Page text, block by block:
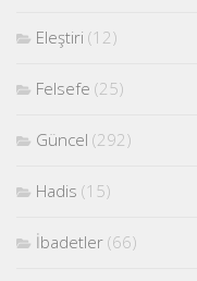
Eleştiri (12)
Felsefe (25)
Güncel (292)
Hadis (15)
İbadetler (66)